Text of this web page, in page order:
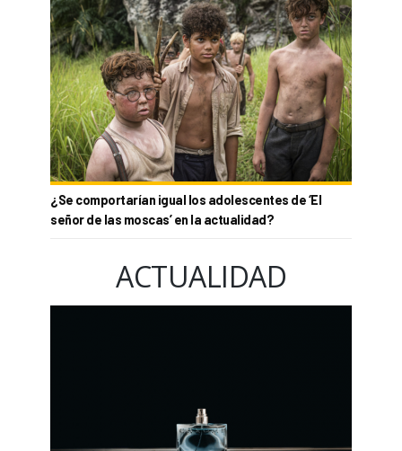
¿Se comportarían igual los adolescentes de ‘El
señor de las moscas’ en la actualidad?
ACTUALIDAD